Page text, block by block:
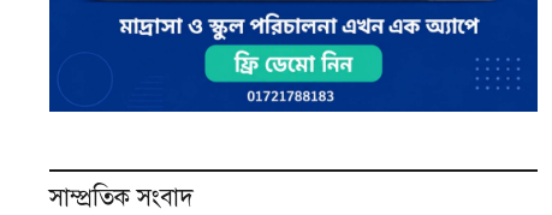
সাম্প্রতিক সংবাদ